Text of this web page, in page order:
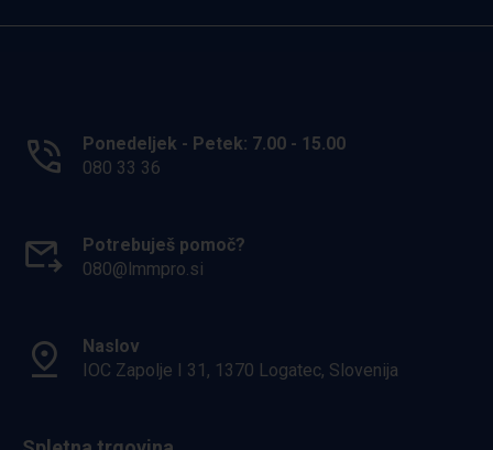
Ponedeljek - Petek: 7.00 - 15.00
080 33 36
Potrebuješ pomoč?
080@lmmpro.si
Naslov
IOC Zapolje I 31, 1370 Logatec, Slovenija